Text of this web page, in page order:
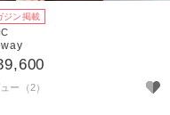
ジン掲載
ー（2）